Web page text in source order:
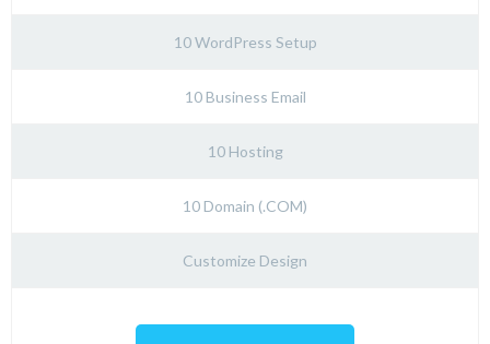
10 WordPress Setup
10 Business Email
10 Hosting
10 Domain (.COM)
Customize Design